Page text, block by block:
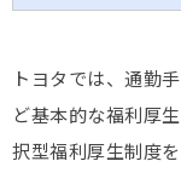
トヨタでは、通勤
ど基本的な福利厚
択型福利厚生制度